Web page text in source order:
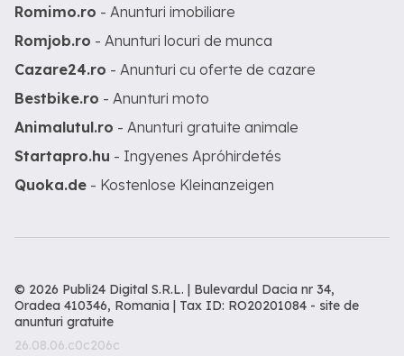
Romimo.ro - Anunturi imobiliare
Romjob.ro - Anunturi locuri de munca
Cazare24.ro - Anunturi cu oferte de cazare
Bestbike.ro - Anunturi moto
Animalutul.ro - Anunturi gratuite animale
Startapro.hu - Ingyenes Apróhirdetés
Quoka.de - Kostenlose Kleinanzeigen
© 2026 Publi24 Digital S.R.L. | Bulevardul Dacia nr 34,
Oradea 410346, Romania | Tax ID: RO20201084 - site de
anunturi gratuite
26.08.06.c0c206c